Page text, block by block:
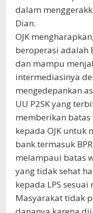
dalam
Dian.
OJK
beroperasi adalah
dan mampu
intermediasinya
mengedepankan
UU P2SK yang
memberikan
kepada OJK untuk
bank termasuk
melampaui batas
yang tidak sehat
kepada LPS sesuai
Masyarakat tidak